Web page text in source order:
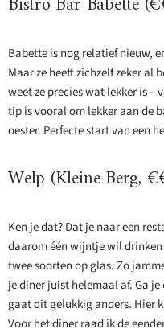
Babette is nog relatief nieuw,
Maar ze heeft zichzelf zeker al
weet ze precies wat lekker is –
tip is vooral om lekker aan de
oester. Perfecte start van een
Welp (Kleine Berg,
Ken je dat? Dat je naar een
daarom één wijntje wil
twee soorten op glas. Zo
je diner juist helemaal af. Ga
gaat dit gelukkig anders. Hier
Voor het diner raad ik de